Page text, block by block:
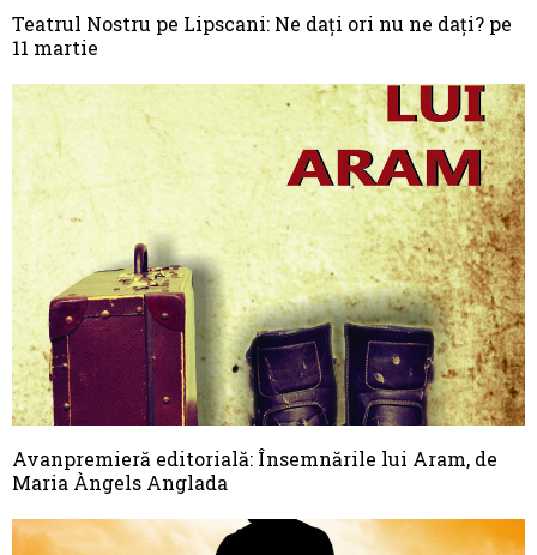
Teatrul Nostru pe Lipscani: Ne daţi ori nu ne daţi? pe
11 martie
Avanpremieră editorială: Însemnările lui Aram, de
Maria Àngels Anglada